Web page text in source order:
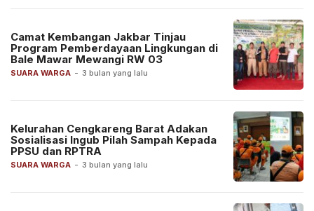
SUARA WARGA - 3 bulan yang lalu
Camat Kembangan Jakbar Tinjau
Program Pemberdayaan Lingkungan di
Bale Mawar Mewangi RW 03
SUARA WARGA - 3 bulan yang lalu
Kelurahan Cengkareng Barat Adakan
Sosialisasi Ingub Pilah Sampah Kepada
PPSU dan RPTRA